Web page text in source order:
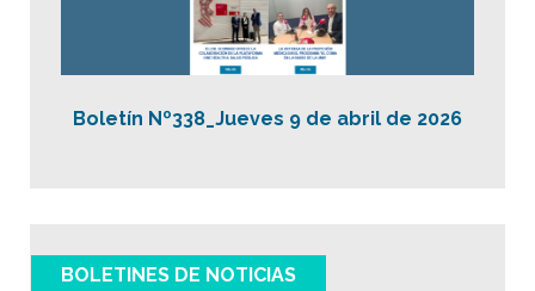
Boletín Nº338_Jueves 9 de abril de 2026
BOLETINES DE NOTICIAS